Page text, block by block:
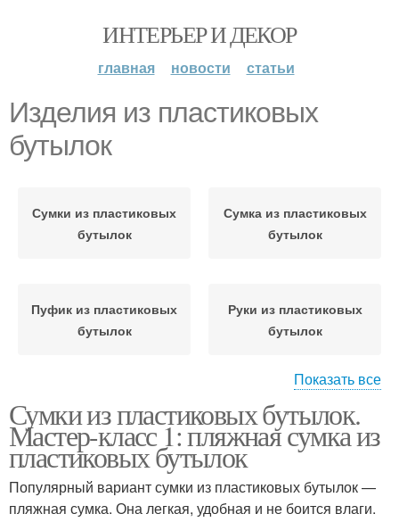
ИНТЕРЬЕР И ДЕКОР
главная новости статьи
Изделия из пластиковых
бутылок
Сумки из пластиковых
бутылок
Сумка из пластиковых
бутылок
Пуфик из пластиковых
бутылок
Руки из пластиковых
бутылок
Сумки из бутылок
Шкатулки из
пластиковых бутылок
Руки из пластиковой
Показать все
Сумки из пластиковых бутылок.
Мастер-класс 1: пляжная сумка из
пластиковых бутылок
Популярный вариант сумки из пластиковых бутылок —
пляжная сумка. Она легкая, удобная и не боится влаги.